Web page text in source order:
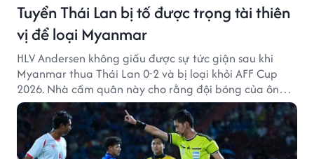
Tuyển Thái Lan bị tố được trọng tài thiên
vị để loại Myanmar
HLV Andersen không giấu được sự tức giận sau khi
Myanmar thua Thái Lan 0-2 và bị loại khỏi AFF Cup
2026. Nhà cầm quân này cho rằng đội bóng của ông
thất bại bởi những quyết định từ tổ trọng tài.